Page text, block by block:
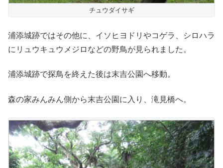
チュウダイサギ
浦添城跡ではその他に、イソヒヨドリやコゲラ、シロハラ
にリュウキュウメジロなどの野鳥が見られました。
浦添城跡で探鳥を終えた後は末吉公園へ移動。
森の家みんみん側から末吉公園に入り、滝見橋へ。